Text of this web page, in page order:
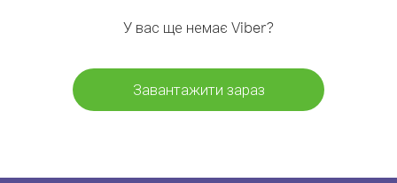
У вас ще немає Viber?
Завантажити зараз